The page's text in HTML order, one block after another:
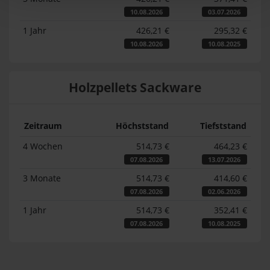
10.08.2026 03.07.2026
1 Jahr 426,21 €
10.08.2026
295,32 €
10.08.2025
Holzpellets Sackware
Zeitraum Höchststand
Tiefststand
4 Wochen
514,73 €
07.08.2026
464,23 €
13.07.2026
3 Monate 514,73 €
07.08.2026
414,60 €
02.06.2026
1 Jahr 514,73 €
07.08.2026
352,41 €
10.08.2025